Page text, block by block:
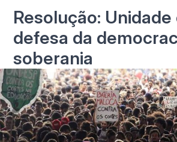
Resolução: Unidade
defesa da
soberania